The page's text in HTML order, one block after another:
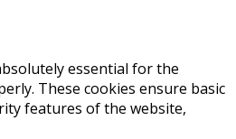
essential for the
These cookies ensure basic
features of the website,